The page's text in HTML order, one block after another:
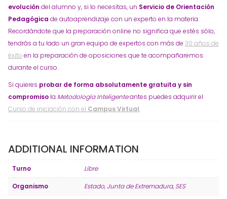
evolución del alumno y, si lo necesitas, un Servicio de Orientación
Pedagógica de autoaprendizaje con un experto en la materia.
Recordándote que la preparación online no significa que estés sólo,
tendrás a tu lado un gran equipo de expertos con más de 30 años de
éxito en la preparación de oposiciones que te acompañaremos
durante el curso.
Si quieres probar de forma absolutamente gratuita y sin
compromiso la Metodología Inteligenteantes puedes adquirir el
Curso de iniciación con el Campus Virtual.
ADDITIONAL INFORMATION
Turno Libre
Organismo Estado, Junta de Extremadura, SES